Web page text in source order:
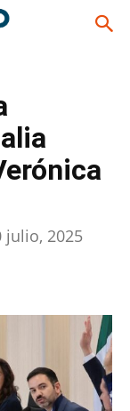
julio, 2025